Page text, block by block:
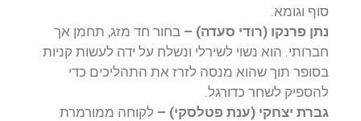
סוף וגומא.
נתן פרנקו (רודי סעדה) – בחור חד מזג, תחמן אך
חברותי. הוא נשוי לשירלי ונשלח על ידה לעשות קניות
בסופר תוך שהוא מנסה לזרז את התהליכים כדי
להספיק לשחר כדורגל.
גברת יצחקי (ענת פטלסקי) – לקוחה ממורמרת